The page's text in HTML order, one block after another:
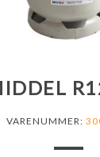
VARENUMMER: